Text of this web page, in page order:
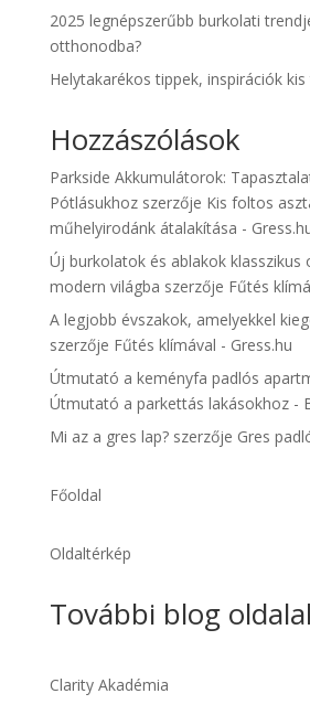
2025 legnépszerűbb burkolati
otthonodba?
Helytakarékos tippek, inspirációk
Hozzászólások
Parkside Akkumulátorok:
Pótlásukhozszerzője Kis foltos
műhelyirodánk átalakítása -
Új burkolatok és ablakok
modern világba szerzője Fűtés
A legjobb évszakok, amelyekkel
szerzője Fűtés klímával - Gress.hu
Útmutató a keményfa padlós
Útmutató a parkettás lakásokhoz -
Mi az a gres lap?szerzője Gres
Főoldal
Oldaltérkép
További blog
Clarity Akadémia